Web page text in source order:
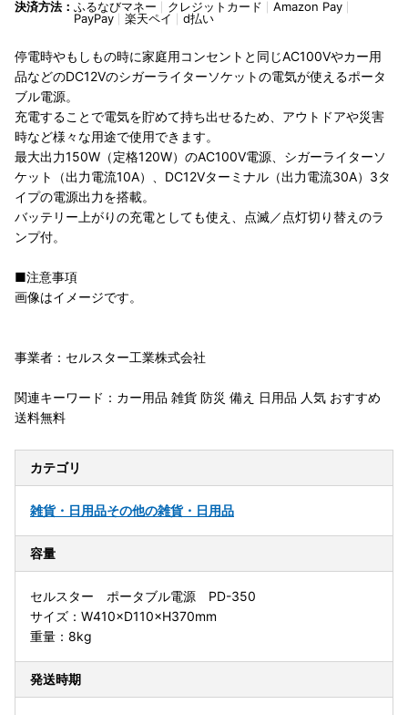
決済方法： ふるなびマネー クレジットカード
Amazon Pay
PayPay
楽天ペイ d払い
停電時やもしもの時に家庭用コンセントと同じAC100Vやカー用
品などのDC12Vのシガーライターソケットの電気が使えるポータ
ブル電源。
充電することで電気を貯めて持ち出せるため、アウトドアや災害
時など様々な用途で使用できます。
最大出力150W（定格120W）のAC100V電源、シガーライターソ
ケット（出力電流10A）、DC12Vターミナル（出力電流30A）3タ
イプの電源出力を搭載。
バッテリー上がりの充電としても使え、点滅／点灯切り替えのラ
ンプ付。
■注意事項
画像はイメージです。
事業者：セルスター工業株式会社
関連キーワード：カー用品 雑貨 防災 備え 日用品 人気 おすすめ
送料無料
カテゴリ
雑貨・日用品その他の雑貨・日用品
容量
セルスター ポータブル電源 PD-350
サイズ：W410×D110×H370mm
重量：8kg
発送時期